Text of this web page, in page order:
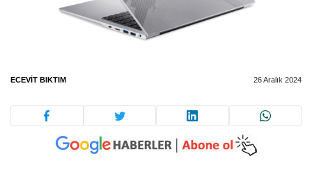
ECEVIT BIKTIM 26 Aralık 2024